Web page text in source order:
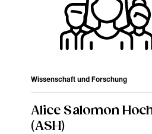
Wissenschaft und Forschung
Alice Salomon
(ASH)